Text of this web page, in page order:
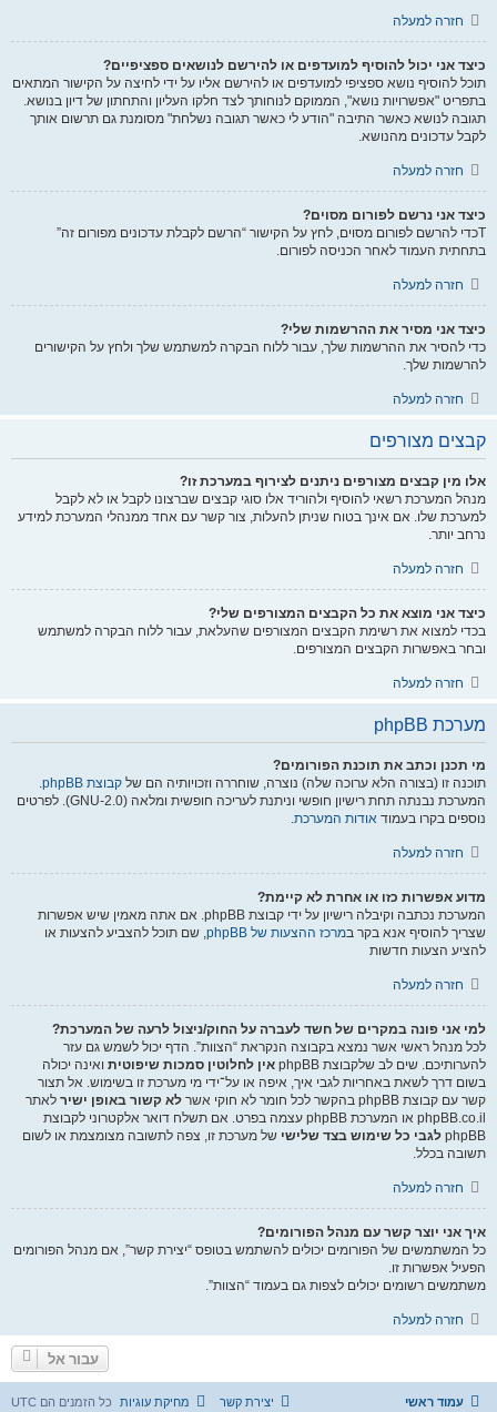
חזרה למעלה
כיצד אני יכול להוסיף למועדפים או להירשם לנושאים ספציפיים?
תוכל להוסיף נושא ספציפי למועדפים או להירשם אליו על ידי לחיצה על הקישור המתאים
בתפריט "אפשרויות נושא", הממוקם לנוחותך לצד חלקו העליון והתחתון של דיון בנושא.
תגובה לנושא כאשר התיבה "הודע לי כאשר תגובה נשלחת" מסומנת גם תרשום אותך
לקבל עדכונים מהנושא.
חזרה למעלה
כיצד אני נרשם לפורום מסוים?
Tכדי להרשם לפורום מסוים, לחץ על הקישור “הרשם לקבלת עדכונים מפורום זה”
בתחתית העמוד לאחר הכניסה לפורום.
חזרה למעלה
כיצד אני מסיר את ההרשמות שלי?
כדי להסיר את ההרשמות שלך, עבור ללוח הבקרה למשתמש שלך ולחץ על הקישורים
להרשמות שלך.
חזרה למעלה
קבצים מצורפים
אלו מין קבצים מצורפים ניתנים לצירוף במערכת זו?
מנהל המערכת רשאי להוסיף ולהוריד אלו סוגי קבצים שברצונו לקבל או לא לקבל
למערכת שלו. אם אינך בטוח שניתן להעלות, צור קשר עם אחד ממנהלי המערכת למידע
נרחב יותר.
חזרה למעלה
כיצד אני מוצא את כל הקבצים המצורפים שלי?
בכדי למצוא את רשימת הקבצים המצורפים שהעלאת, עבור ללוח הבקרה למשתמש
ובחר באפשרות הקבצים המצורפים.
חזרה למעלה
מערכת phpBB
מי תכנן וכתב את תוכנת הפורומים?
תוכנה זו (בצורה הלא ערוכה שלה) נוצרה, שוחררה וזכויותיה הם של קבוצת phpBB
.
המערכת נבנתה תחת רישיון חופשי וניתנת לעריכה חופשית ומלאה (GNU-2.0). לפרטים
נוספים בקרו בעמוד אודות המערכת.
חזרה למעלה
מדוע אפשרות כזו או אחרת לא קיימת?
המערכת נכתבה וקיבלה רישיון על ידי קבוצת phpBB. אם אתה מאמין שיש אפשרות
שצריך להוסיף אנא בקר במרכז ההצעות של phpBB
, שם תוכל להצביע להצעות או
להציע הצעות חדשות
חזרה למעלה
למי אני פונה במקרים של חשד לעברה על החוק/ניצול לרעה של המערכת?
לכל מנהל ראשי אשר נמצא בקבוצה הנקראת “הצוות”. הדף יכול לשמש גם עזר
להערותיכם. שים לב שלקבוצת phpBB
אין לחלוטין סמכות שיפוטית ואינה יכולה
בשום דרך לשאת באחריות לגבי איך, איפה או על־ידי מי מערכת זו בשימוש. אל תצור
קשר עם קבוצת phpBB בהקשר לכל חומר לא חוקי אשר
לא קשור באופן ישיר לאתר
phpBB.co.il או המערכת phpBB עצמה בפרט. אם תשלח דואר אלקטרוני לקבוצת
phpBB לגבי כל שימוש בצד שלישי של מערכת זו, צפה לתשובה מצומצמת או לשום
תשובה בכלל.
חזרה למעלה
איך אני יוצר קשר עם מנהל הפורומים?
כל המשתמשים של הפורומים יכולים להשתמש בטופס “יצירת קשר”, אם מנהל הפורומים
הפעיל אפשרות זו.
משתמשים רשומים יכולים לצפות גם בעמוד “הצוות”.
חזרה למעלה
עבור אל
עמוד ראשי כל הזמנים הם UTC מחיקת עוגיות יצירת קשר